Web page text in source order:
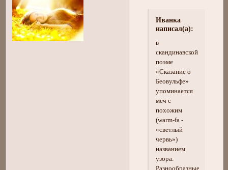
Иванка
написал(а):
в
скандинавской
поэме
«Сказание о
Беовульфе»
упоминается
меч с
похожим
(warm-fa -
«светлый
червь»)
названием
узора.
Разнообразные